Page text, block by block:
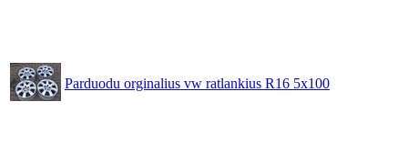
Parduodu orginalius vw ratlankius R16 5x100